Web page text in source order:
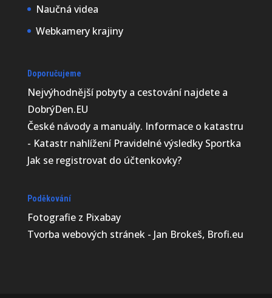
Naučná videa
Webkamery krajiny
Doporučujeme
Nejvýhodnější pobyty a cestování najdete a
DobrýDen.EU
České návodya manuály. Informace o katastru
- Katastr nahlíženíPravidelné výsledky Sportka
Jak se registrovat do účtenkovky?
Poděkování
Fotografie z Pixabay
Tvorba webových stránek - Jan Brokeš, Brofi.eu